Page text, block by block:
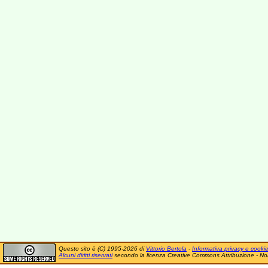
Questo sito è (C) 1995-2026 di Vittorio Bertola - Informativa privacy e cookie
Alcuni diritti riservatisecondo la licenza Creative Commons Attribuzione -